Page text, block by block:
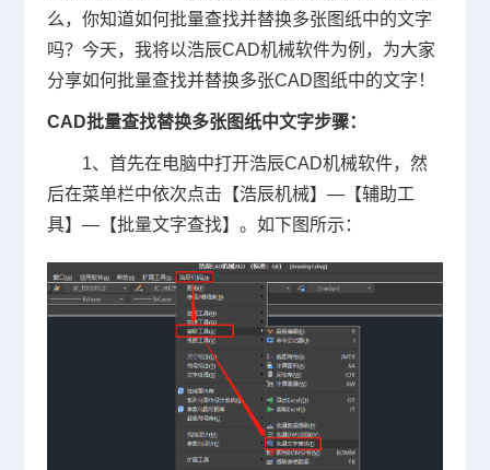
么，你知道如何批量查找并替换多张图纸中的文字
吗？今天，我将以浩辰CAD机械软件为例，为大家
分享如何批量查找并替换多张CAD图纸中的文字！
CAD批量查找替换多张图纸中文字步骤：
1、首先在电脑中打开浩辰CAD机械软件，然
后在菜单栏中依次点击【浩辰机械】—【辅助工
具】—【批量文字查找】。如下图所示：